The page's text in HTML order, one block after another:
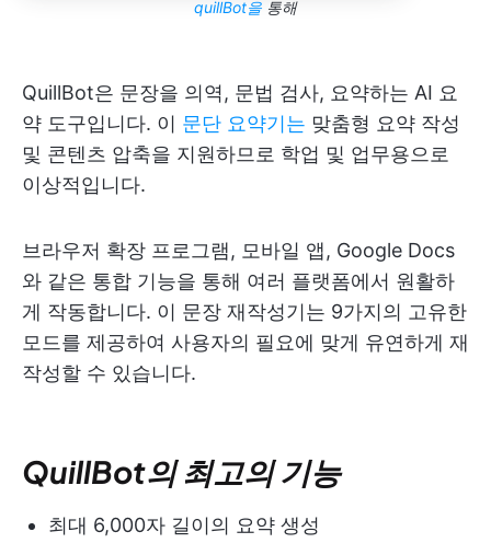
quillBot을 통해
QuillBot은 문장을 의역, 문법 검사, 요약하는 AI 요
약 도구입니다. 이 문단 요약기는 맞춤형 요약 작성
및 콘텐츠 압축을 지원하므로 학업 및 업무용으로
이상적입니다.
브라우저 확장 프로그램, 모바일 앱, Google Docs
와 같은 통합 기능을 통해 여러 플랫폼에서 원활하
게 작동합니다. 이 문장 재작성기는 9가지의 고유한
모드를 제공하여 사용자의 필요에 맞게 유연하게 재
작성할 수 있습니다.
QuillBot의 최고의 기능
최대 6,000자 길이의 요약 생성